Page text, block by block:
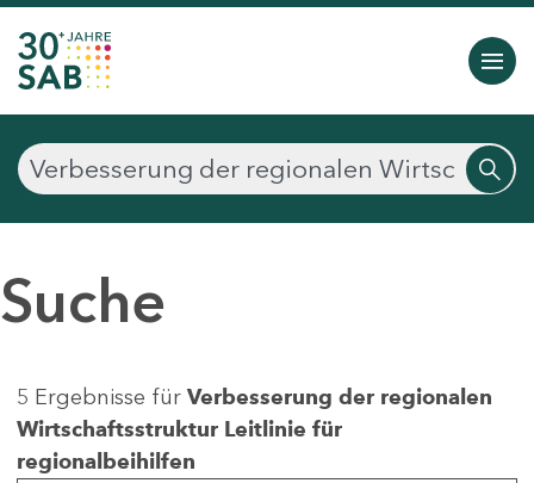
Suche
5 Ergebnisse für Verbesserung der regionalen
Wirtschaftsstruktur Leitlinie für
regionalbeihilfen